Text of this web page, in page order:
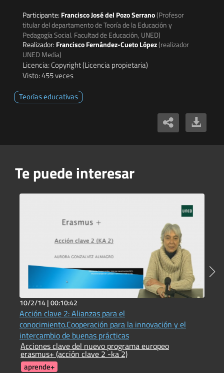
Participante: Francisco José del Pozo Serrano(Profesor
titular del departamento de Teoría de la Educación y
Pedagogía Social. Facultad de Educación, UNED)
Realizador: Francisco Fernández-Cueto López(realizador
UNED Media)
Licencia: Copyright (Licencia propietaria)
Visto: 455 veces
Teorías educativas
Te puede interesar
10/2/14 |00:10:42
Acción clave 2: Alianzas para el
conocimiento.Cooperación para la innovación y el
intercambio de buenas prácticas
Acciones clave del nuevo programa europeo
erasmus+ (acción clave 2 -ka 2)
aprende+